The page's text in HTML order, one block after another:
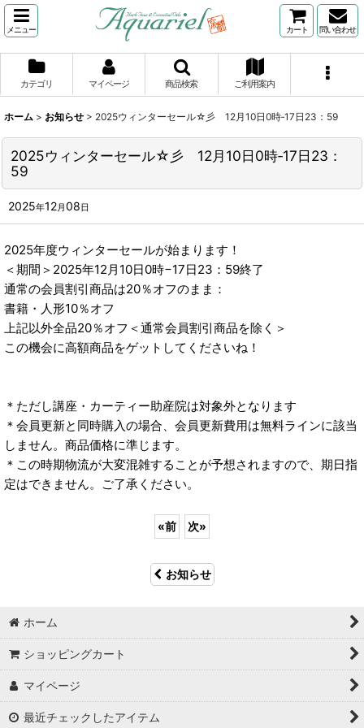
メニュー カート 問い合わせ
カテゴリ マイページ 商品検索 ご利用案内
ホーム > お知らせ > 2025ウィンターセール☆彡 12月10日0時‐17日23：59
2025ウィンターセール☆彡 12月10日0時‐17日23：
59
2025年12月08日
2025年度ウィンターセールが始まります！
＜期間＞2025年12月10日0時−17日23：59終了
通常の会員割引商品は20％オフのまま：
書籍・人形10％オフ
上記以外全品20％オフ＜通常会員割引商品を除く＞
この機会に高額商品をゲットしてくださいね！
＊ただし講座・カーティー助産院は対象外となります
＊会員更新と同時購入の場合、会員更新費用は無料ラインに該当
しません。商品価格に準じます。
＊この時期物流が大変混雑することが予想されますので、期日指
定はできません。ご了承ください。
«前 次»
お知らせ
ホーム
ショッピングカート
マイページ
最近チェックしたアイテム